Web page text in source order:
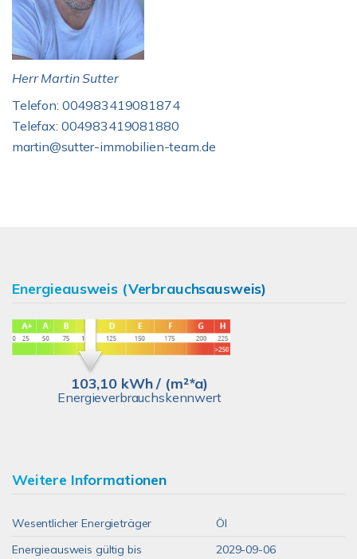
Herr Martin Sutter
Telefon: 004983419081874
Telefax: 004983419081880
martin@sutter-immobilien-team.de
Energieausweis (Verbrauchsausweis)
103,10 kWh / (m²*a)
Energieverbrauchskennwert
Weitere Informationen
Wesentlicher Energieträger
Öl
Energieausweis gültig bis
2029-09-06